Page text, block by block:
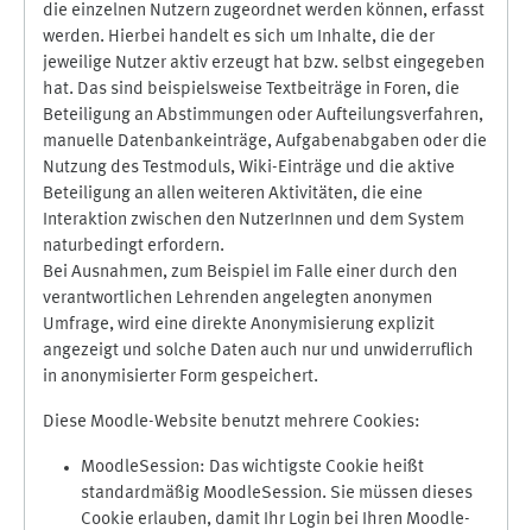
die einzelnen Nutzern zugeordnet werden können, erfasst
werden. Hierbei handelt es sich um Inhalte, die der
jeweilige Nutzer aktiv erzeugt hat bzw. selbst eingegeben
hat. Das sind beispielsweise Textbeiträge in Foren, die
Beteiligung an Abstimmungen oder Aufteilungsverfahren,
manuelle Datenbankeinträge, Aufgabenabgaben oder die
Nutzung des Testmoduls, Wiki-Einträge und die aktive
Beteiligung an allen weiteren Aktivitäten, die eine
Interaktion zwischen den NutzerInnen und dem System
naturbedingt erfordern.
Bei Ausnahmen, zum Beispiel im Falle einer durch den
verantwortlichen Lehrenden angelegten anonymen
Umfrage, wird eine direkte Anonymisierung explizit
angezeigt und solche Daten auch nur und unwiderruflich
in anonymisierter Form gespeichert.
Diese Moodle-Website benutzt mehrere Cookies:
MoodleSession: Das wichtigste Cookie heißt
standardmäßig MoodleSession. Sie müssen dieses
Cookie erlauben, damit Ihr Login bei Ihren Moodle-